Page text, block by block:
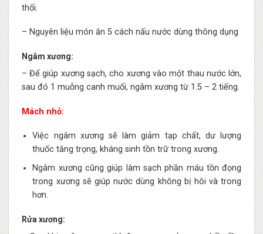
thối.
– Nguyên liệu món ăn 5 cách nấu nước dùng thông dụng
Ngâm xương:
– Để giúp xương sạch, cho xương vào một thau nước lớn,
sau đó 1 muỗng canh muối, ngâm xương từ 1.5 – 2 tiếng.
Mách nhỏ:
Việc ngâm xương sẽ làm giảm tạp chất, dư lượng
thuốc tăng trọng, kháng sinh tồn trữ trong xương.
Ngâm xương cũng giúp làm sạch phần máu tồn đọng
trong xương sẽ giúp nước dùng không bị hôi và trong
hơn.
Rửa xương: